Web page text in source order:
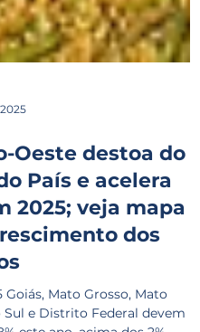
Oeste destoa do
País e acelera
2025; veja mapa